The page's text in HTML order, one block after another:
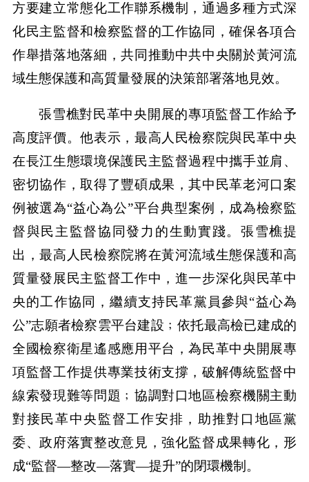
方要建立常態化工作聯系機制，通過多種方式深
化民主監督和檢察監督的工作協同，確保各項合
作舉措落地落細，共同推動中共中央關於黃河流
域生態保護和高質量發展的決策部署落地見效。
張雪樵對民革中央開展的專項監督工作給予
高度評價。他表示，最高人民檢察院與民革中央
在長江生態環境保護民主監督過程中攜手並肩、
密切協作，取得了豐碩成果，其中民革老河口案
例被選為“益心為公”平台典型案例，成為檢察監
督與民主監督協同發力的生動實踐。張雪樵提
出，最高人民檢察院將在黃河流域生態保護和高
質量發展民主監督工作中，進一步深化與民革中
央的工作協同，繼續支持民革黨員參與“益心為
公”志願者檢察雲平台建設﹔依托最高檢已建成的
全國檢察衛星遙感應用平台，為民革中央開展專
項監督工作提供專業技術支撐，破解傳統監督中
線索發現難等問題﹔協調對口地區檢察機關主動
對接民革中央監督工作安排，助推對口地區黨
委、政府落實整改意見，強化監督成果轉化，形
成“監督—整改—落實—提升”的閉環機制。